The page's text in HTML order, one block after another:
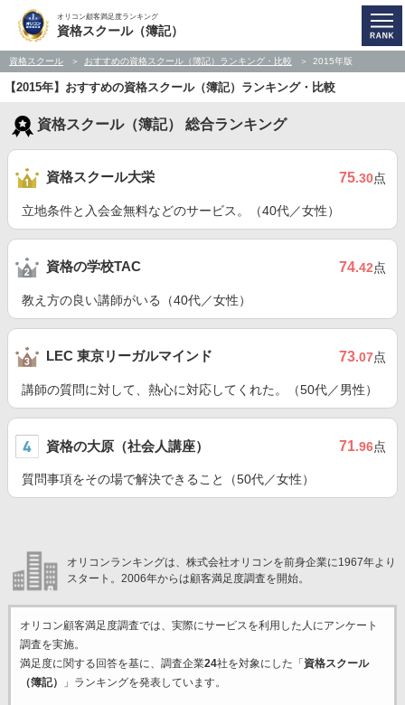
オリコン顧客満足度ランキング
資格スクール（簿記）
資格スクール おすすめの資格スクール（簿記）ランキング・比較 2015年版
【2015年】おすすめの資格スクール（簿記）ランキング・比較
資格スクール（簿記） 総合ランキング
資格スクール大栄 75.30点
立地条件と入会金無料などのサービス。（40代／女性）
資格の学校TAC 74.42点
教え方の良い講師がいる（40代／女性）
LEC 東京リーガルマインド 73.07点
講師の質問に対して、熱心に対応してくれた。（50代／男性）
資格の大原（社会人講座） 71.96点
質問事項をその場で解決できること（50代／女性）
オリコンランキングは、株式会社オリコンを前身企業に1967年より
スタート。2006年からは顧客満足度調査を開始。
オリコン顧客満足度調査では、実際にサービスを利用した 人にアンケート
調査を実施。
満足度に関する回答を基に、調査企業24社を対象にした「 資格スクール
（簿記）
」ランキングを発表しています。